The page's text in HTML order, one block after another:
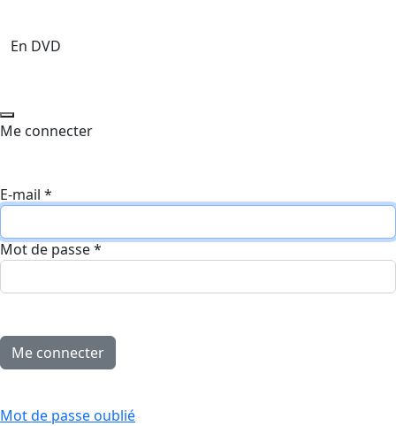
En DVD
Me connecter
E-mail *
Mot de passe*
Mot de passe oublié